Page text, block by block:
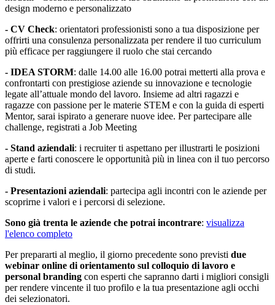
design moderno e personalizzato
- CV Check: orientatori professionisti sono a tua disposizione per
offrirti una consulenza personalizzata per rendere il tuo curriculum
più efficace per raggiungere il ruolo che stai cercando
- IDEA STORM: dalle 14.00 alle 16.00 potrai metterti alla prova e
confrontarti con prestigiose aziende su innovazione e tecnologie
legate all’attuale mondo del lavoro. Insieme ad altri ragazzi e
ragazze con passione per le materie STEM e con la guida di esperti
Mentor, sarai ispirato a generare nuove idee. Per partecipare alle
challenge, registrati a Job Meeting
- Stand aziendali: i recruiter ti aspettano per illustrarti le posizioni
aperte e farti conoscere le opportunità più in linea con il tuo percorso
di studi.
- Presentazioni aziendali: partecipa agli incontri con le aziende per
scoprirne i valori e i percorsi di selezione.
Sono già trenta le aziende che potrai incontrare: visualizza
l'elenco completo
Per prepararti al meglio, il giorno precedente sono previsti due
webinar online di orientamento sul colloquio di lavoro e
personal branding con esperti che sapranno darti i migliori consigli
per rendere vincente il tuo profilo e la tua presentazione agli occhi
dei selezionatori.